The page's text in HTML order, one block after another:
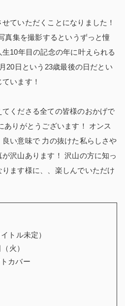
ていただくことになりました！
真集を撮影するというずっと憧
10年目の記念の年に叶えられる
20日という23歳最後の日だとい
います！
くださる全ての皆様のおかげで
ありがとうございます！ オンス
い意味で 力の抜けた私らしさや
沢山あります！ 沢山の方に知っ
ます様に、、楽しんでいただけ
イトル未定）
火）
カバー